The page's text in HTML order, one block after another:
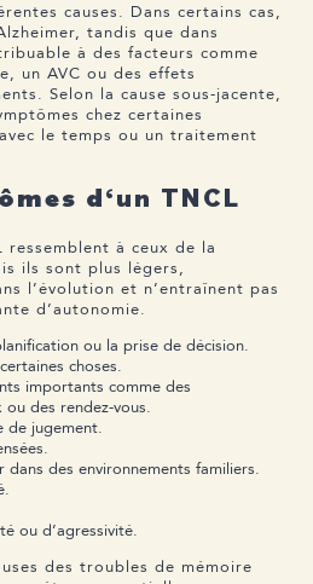
causes. Dans certains cas,
tandis que dans
à des facteurs comme
un AVC ou des effets
Selon la cause sous-jacente,
chez certaines
le temps ou un traitement
d‘un TNCL
ressemblent à ceux de la
ils sont plus légers,
l’évolution et n’entraînent pas
d’autonomie.
ou la prise de décision.
choses.
importants comme des
des rendez-vous.
de jugement.
dans des environnements familiers.
ou d’agressivité.
des troubles de mémoire